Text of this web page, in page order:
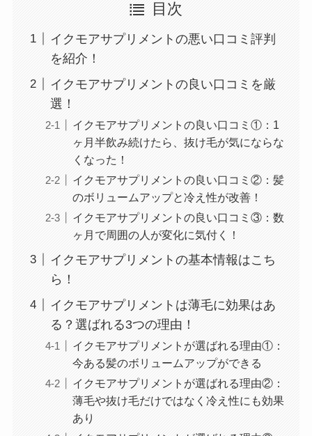
目次
イクモアサプリメントの悪い口コミ評判
を紹介！
イクモアサプリメントの良い口コミを厳
選！
イクモアサプリメントの良い口コミ①：1
ヶ月半飲み続けたら、抜け毛が気にならな
くなった！
イクモアサプリメントの良い口コミ②：髪
のボリュームアップと冷え性が改善！
イクモアサプリメントの良い口コミ③：数
ヶ月で周囲の人が変化に気付く！
イクモアサプリメントの基本情報はこち
ら！
イクモアサプリメントは薄毛に効果はあ
る？選ばれる3つの理由！
イクモアサプリメントが選ばれる理由①：
今ある髪のボリュームアップができる
イクモアサプリメントが選ばれる理由②：
薄毛や抜け毛だけではなく冷え性にも効果
あり